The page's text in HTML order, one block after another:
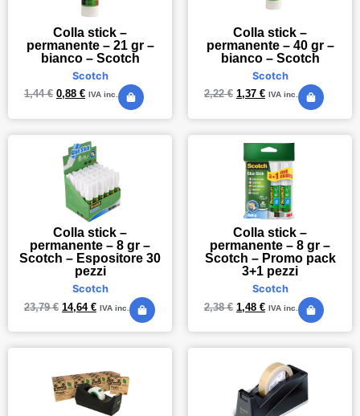
Colla stick –
permanente – 21 gr –
bianco – Scotch
Scotch
1,44€ 0,88 € IVA inc.
Colla stick –
permanente – 40 gr –
bianco – Scotch
Scotch
2,22€ 1,37 € IVA inc.
Colla stick –
permanente – 8 gr –
Scotch – Espositore 30
pezzi
Scotch
23,79€ 14,64 € IVA inc.
Colla stick –
permanente – 8 gr –
Scotch – Promo pack
3+1 pezzi
Scotch
2,38€ 1,48 € IVA inc.